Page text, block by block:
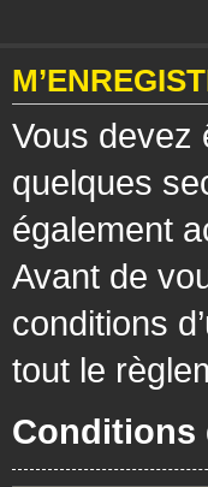
Vous devez
quelques
également
Avant de
conditions
tout le
Conditions